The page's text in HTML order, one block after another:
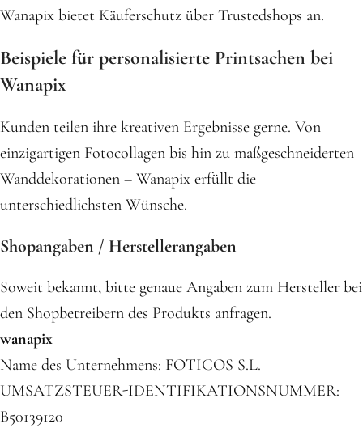
Wanapix bietet Käuferschutz über Trustedshops an.
Beispiele für personalisierte Printsachen bei
Wanapix
Kunden teilen ihre kreativen Ergebnisse gerne. Von
einzigartigen Fotocollagen bis hin zu maßgeschneiderten
Wanddekorationen – Wanapix erfüllt die
unterschiedlichsten Wünsche.
Shopangaben / Herstellerangaben
Soweit bekannt, bitte genaue Angaben zum Hersteller bei
den Shopbetreibern des Produkts anfragen.
wanapix
Name des Unternehmens: FOTICOS S.L.
UMSATZSTEUER-IDENTIFIKATIONSNUMMER:
B50139120